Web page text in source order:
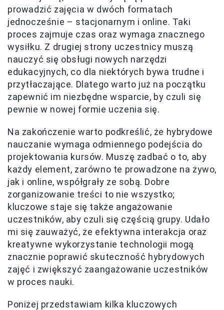
prowadzić zajęcia w dwóch formatach
jednocześnie – stacjonarnym i online. Taki
proces zajmuje czas oraz wymaga znacznego
wysiłku. Z drugiej strony uczestnicy muszą
nauczyć się obsługi nowych narzędzi
edukacyjnych, co dla niektórych bywa trudne i
przytłaczające. Dlatego warto już na początku
zapewnić im niezbędne wsparcie, by czuli się
pewnie w nowej formie uczenia się.
Na zakończenie warto podkreślić, że hybrydowe
nauczanie wymaga odmiennego podejścia do
projektowania kursów. Muszę zadbać o to, aby
każdy element, zarówno te prowadzone na żywo,
jak i online, współgrały ze sobą. Dobre
zorganizowanie treści to nie wszystko;
kluczowe staje się także angażowanie
uczestników, aby czuli się częścią grupy. Udało
mi się zauważyć, że efektywna interakcja oraz
kreatywne wykorzystanie technologii mogą
znacznie poprawić skuteczność hybrydowych
zajęć i zwiększyć zaangażowanie uczestników
w proces nauki.
Poniżej przedstawiam kilka kluczowych